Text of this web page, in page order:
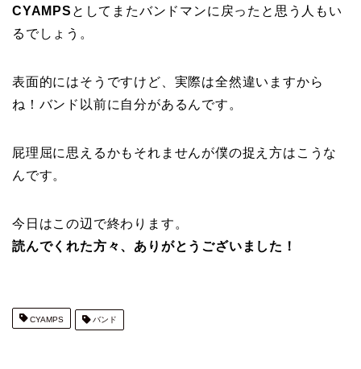
CYAMPS としてまたバンドマンに戻ったと思う人もい
るでしょう。
表面的にはそうですけど、実際は全然違いますから
ね！バンド以前に自分があるんです。
屁理屈に思えるかもそれませんが僕の捉え方はこうな
んです。
今日はこの辺で終わります。
読んでくれた方々、ありがとうございました！
CYAMPS バンド